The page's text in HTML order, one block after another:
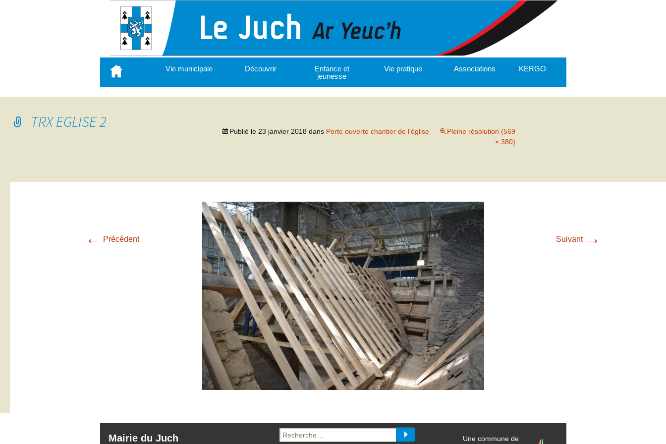
contenu
principal
Vie municipale Découvrir
Enfance et
jeunesse
Vie pratique Associations KERGO
TRX EGLISE 2
Publié le 23 janvier 2018 dans Porte ouverte chantier de l’église
Pleine résolution (569
× 380)
← Précédent Suivant →
Mairie du Juch
Recherche
Une commune de